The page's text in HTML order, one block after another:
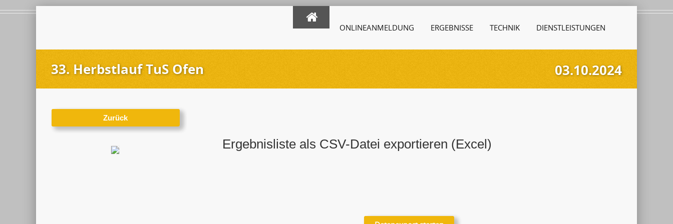
ONLINEANMELDUNG ERGEBNISSE TECHNIK DIENSTLEISTUNGEN
33. Herbstlauf TuS Ofen 03.10.2024
Ergebnisliste als CSV-Datei exportieren (Excel)